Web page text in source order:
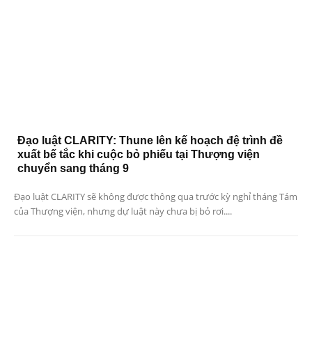
Đạo luật CLARITY: Thune lên kế hoạch đệ trình đề
xuất bế tắc khi cuộc bỏ phiếu tại Thượng viện
chuyển sang tháng 9
Đạo luật CLARITY sẽ không được thông qua trước kỳ nghỉ tháng Tám
của Thượng viện, nhưng dự luật này chưa bị bỏ rơi....